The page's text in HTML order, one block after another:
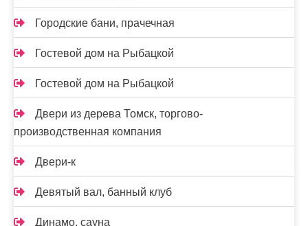
Городские бани, прачечная
Гостевой дом на Рыбацкой
Гостевой дом на Рыбацкой
Двери из дерева Томск, торгово-
производственная компания
Двери-к
Девятый вал, банный клуб
Динамо, сауна